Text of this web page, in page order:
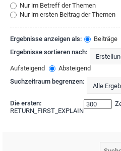
Nur im Betreff der Themen
Nur im ersten Beitrag der Themen
Ergebnisse anzeigen als: Beiträge
Ergebnisse sortieren nach:
Aufsteigend
Absteigend
Suchzeitraum begrenzen:
Die ersten:
RETURN_FIRST_EXPLAIN